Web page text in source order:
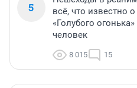
5
всё, что известно
«Голубого
человек
8 015 15